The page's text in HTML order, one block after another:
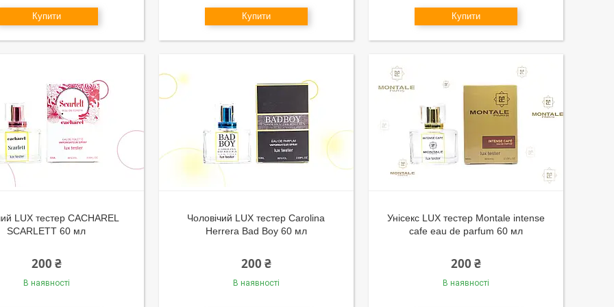
Купити Купити Купити
LUX тестер CACHAREL
SCARLETT 60 мл
200 ₴
В наявності
Чоловічий LUX тестер Carolina
Herrera Bad Boy 60 мл
200 ₴
В наявності
Унісекс LUX тестер Montale intense
cafe eau de parfum 60 мл
200 ₴
В наявності